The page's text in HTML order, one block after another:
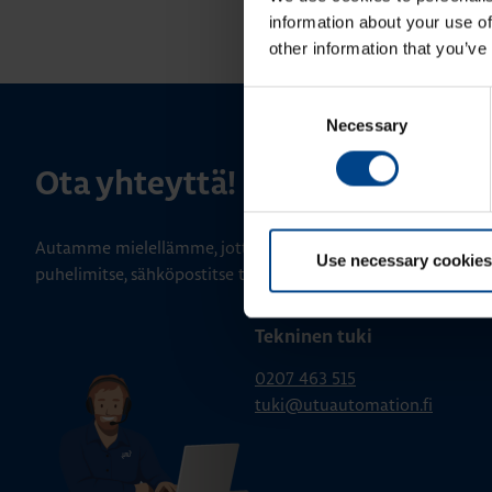
information about your use
other information that
Necessary
Use necessary
Ota yhteyttä!
Autamme mielellämme, jotta löydämme sinulle parhaan
puhelimitse, sähköpostitse tai verkkolomakkeen kautta.
Tekninen tuki
0207 463 515
tuki@utuautomation.fi